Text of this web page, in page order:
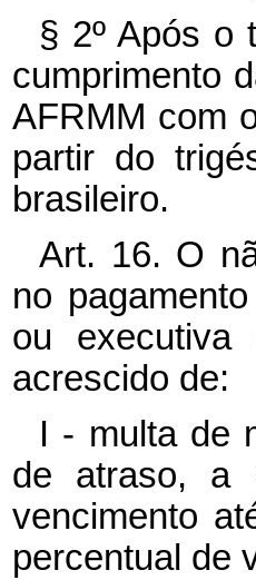
§ 2º Após o
cumprimento
AFRMM com
partir do
brasileiro.
Art. 16. O
no
ou
acrescido de:
I - multa de
de atraso, a
vencimento
percentual de